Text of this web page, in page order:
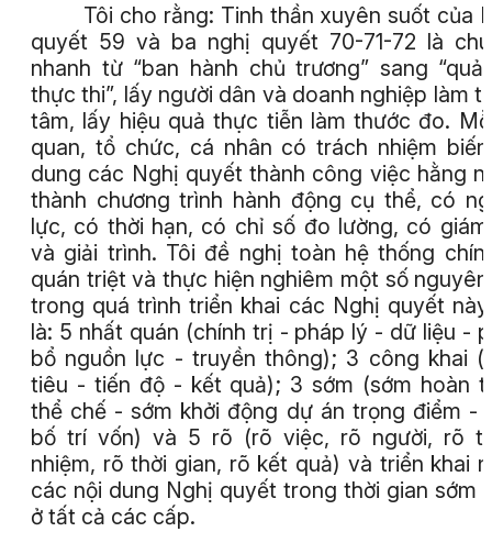
Tôi cho rằng: Tinh thần xuyên suốt của
quyết 59 và ba nghị quyết 70-71-72 là
nhanh từ “ban hành chủ trương” sang
thực thi”, lấy người dân và doanh nghiệp làm
tâm, lấy hiệu quả thực tiễn làm thước đo.
quan, tổ chức, cá nhân có trách nhiệm
dung các Nghị quyết thành công việc hằng
thành chương trình hành động cụ thể, có
lực, có thời hạn, có chỉ số đo lường, có
và giải trình. Tôi đề nghị toàn hệ thống
quán triệt và thực hiện nghiêm một số
trong quá trình triển khai các Nghị quyết
là: 5 nhất quán (chính trị - pháp lý - dữ liệu -
bổ nguồn lực - truyền thông); 3 công khai
tiêu - tiến độ - kết quả); 3 sớm (sớm hoàn
thể chế - sớm khởi động dự án trọng điểm -
bố trí vốn) và 5 rõ (rõ việc, rõ người, rõ
nhiệm, rõ thời gian, rõ kết quả) và triển khai
các nội dung Nghị quyết trong thời gian sớm
ở tất cả các cấp.